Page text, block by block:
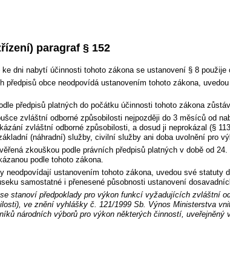
paragraf § 152
dni nabytí účinnosti tohoto zákona se ustanovení § 8 použije
obce neodpovídá ustanovením tohoto zákona,
předpisů platných do počátku účinnosti tohoto zákona
zvláštní odborné způsobilosti nejpozději do 3 měsíců od
zvláštní odborné způsobilosti, a dosud ji neprokázal (§
(náhradní) služby, civilní služby ani doba uvolnění pro
zkouškou podle právních předpisů platných v době od
podle tohoto zákona.
ustanovením tohoto zákona, uvedou své statuty
samostatné i přenesené působnosti ustanovení
stanoví předpoklady pro výkon funkcí vyžadujících zvláštní
ve znění vyhlášky č. 121/1999 Sb. Výnos Ministerstva
národních výborů pro výkon některých činností,